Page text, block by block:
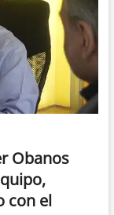
Obanos
con el